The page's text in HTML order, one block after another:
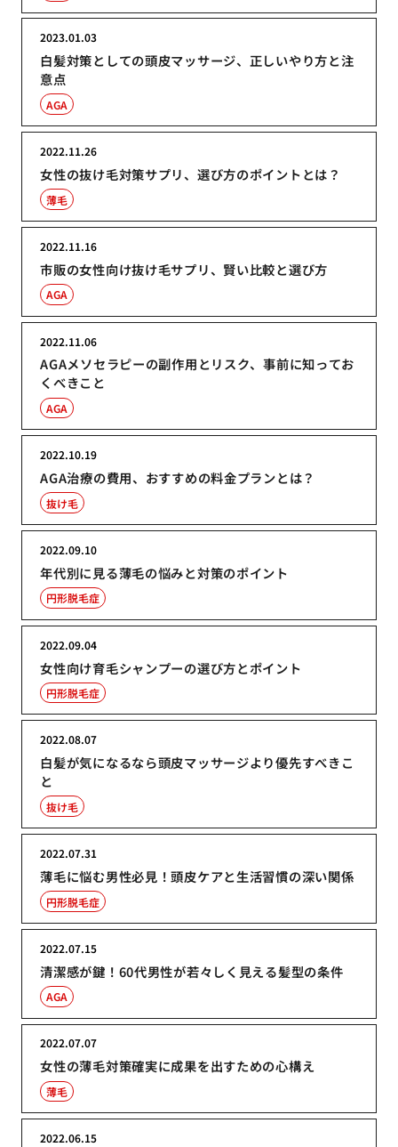
白髪対策としての頭皮マッサージ、正しいやり方と注
意点
2023.01.03
AGA
女性の抜け毛対策サプリ、選び方のポイントとは？
2022.11.26
薄毛
市販の女性向け抜け毛サプリ、賢い比較と選び方
2022.11.16
AGA
AGAメソセラピーの副作用とリスク、事前に知ってお
くべきこと
2022.11.06
AGA
AGA治療の費用、おすすめの料金プランとは？
2022.10.19
抜け毛
年代別に見る薄毛の悩みと対策のポイント
2022.09.10
円形脱毛症
女性向け育毛シャンプーの選び方とポイント
2022.09.04
円形脱毛症
白髪が気になるなら頭皮マッサージより優先すべきこ
と
2022.08.07
抜け毛
薄毛に悩む男性必見！頭皮ケアと生活習慣の深い関係
2022.07.31
円形脱毛症
清潔感が鍵！60代男性が若々しく見える髪型の条件
2022.07.15
AGA
女性の薄毛対策確実に成果を出すための心構え
2022.07.07
薄毛
2022.06.15